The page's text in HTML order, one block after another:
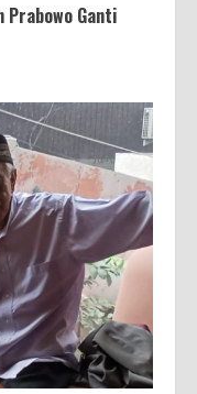
Prabowo Ganti